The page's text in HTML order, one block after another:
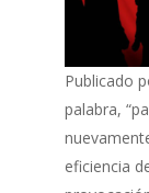
Publicado
palabra,
eficiencia